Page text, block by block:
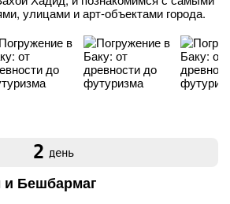
улицами и арт-объектами города.
2 день
Бешбармаг